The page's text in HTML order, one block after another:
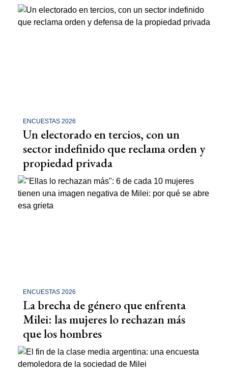
ENCUESTAS 2026
Un electorado en tercios, con un
sector indefinido que reclama orden y
propiedad privada
ENCUESTAS 2026
La brecha de género que enfrenta
Milei: las mujeres lo rechazan más
que los hombres